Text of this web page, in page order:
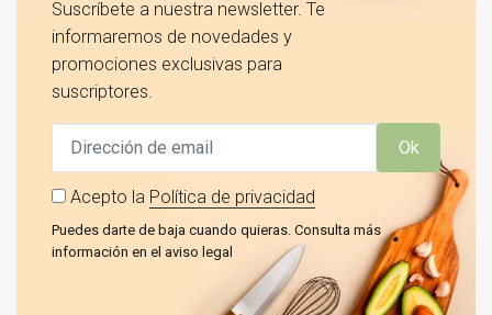
Suscríbete a nuestra newsletter. Te
informaremos de novedades y
promociones exclusivas para
suscriptores.
Ok
Acepto la Política de privacidad
Puedes darte de baja cuando quieras. Consulta más
información en el aviso legal